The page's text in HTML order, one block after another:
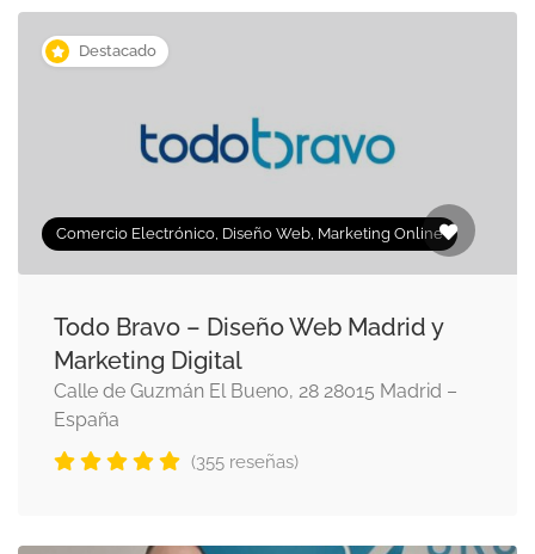
Destacado
Comercio Electrónico, Diseño Web, Marketing Online
Todo Bravo – Diseño Web Madrid y
Marketing Digital
Calle de Guzmán El Bueno, 28 28015 Madrid –
España
(355 reseñas)